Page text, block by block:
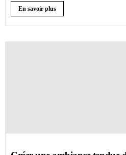
En savoir plus